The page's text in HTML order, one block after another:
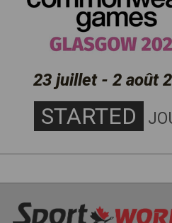
23 juillet - 2 août
STARTED